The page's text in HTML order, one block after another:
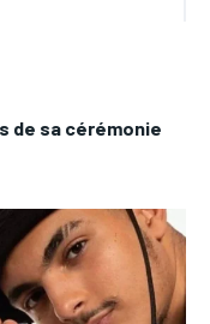
de sa cérémonie